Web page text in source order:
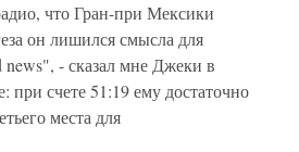
что Гран-при Мексики
он лишился смысла для
news", - сказал мне Джеки в
при счете 51:19 ему достаточно
места для